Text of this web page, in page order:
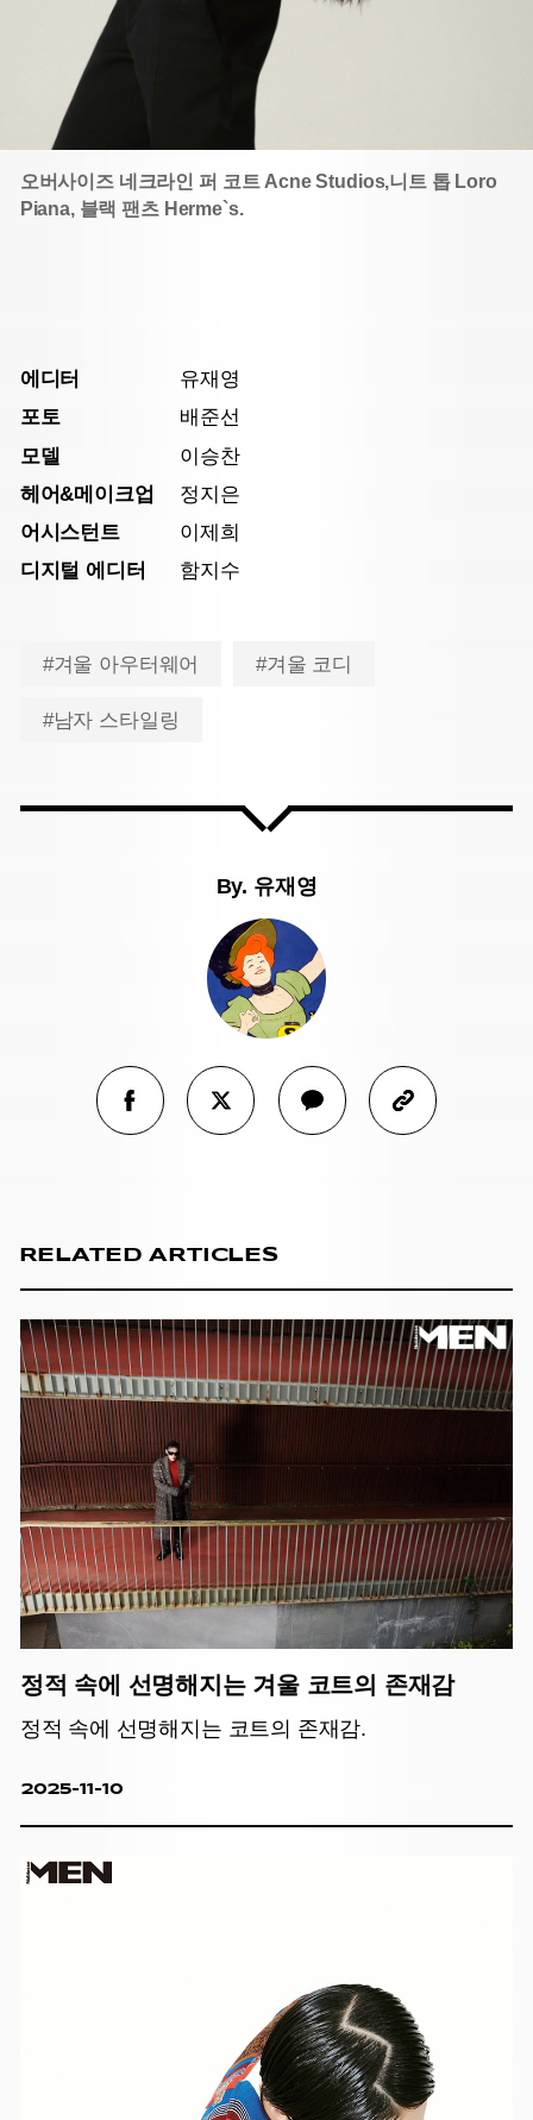
오버사이즈 네크라인 퍼 코트 Acne Studios,니트 톱 Loro
Piana, 블랙 팬츠 Herme`s.
에디터
유재영
포토
배준선
모델
이승찬
헤어&메이크업
정지은
어시스턴트
이제희
디지털 에디터
함지수
#겨울 아우터웨어 #겨울 코디
#남자 스타일링
By. 유재영
RELATED ARTICLES
정적 속에 선명해지는 겨울 코트의 존재감
정적 속에 선명해지는 코트의 존재감.
2025-11-10